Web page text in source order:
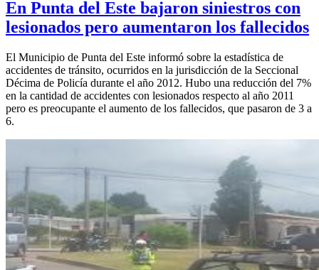
En Punta del Este bajaron siniestros con
lesionados pero aumentaron los fallecidos
El Municipio de Punta del Este informó sobre la estadística de
accidentes de tránsito, ocurridos en la jurisdicción de la Seccional
Décima de Policía durante el año 2012. Hubo una reducción del 7%
en la cantidad de accidentes con lesionados respecto al año 2011
pero es preocupante el aumento de los fallecidos, que pasaron de 3 a
6.